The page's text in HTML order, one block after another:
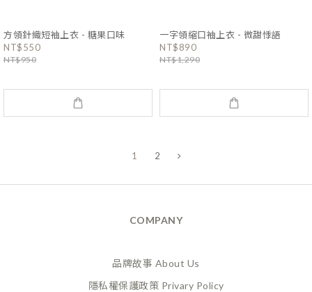
方領針織短袖上衣 - 糖果口味
NT$550
NT$950
一字領縮口袖上衣 - 微甜悸語
NT$890
NT$1,290
1 2
COMPANY
品牌故事 About Us
隱私權保護政策 Privary Policy